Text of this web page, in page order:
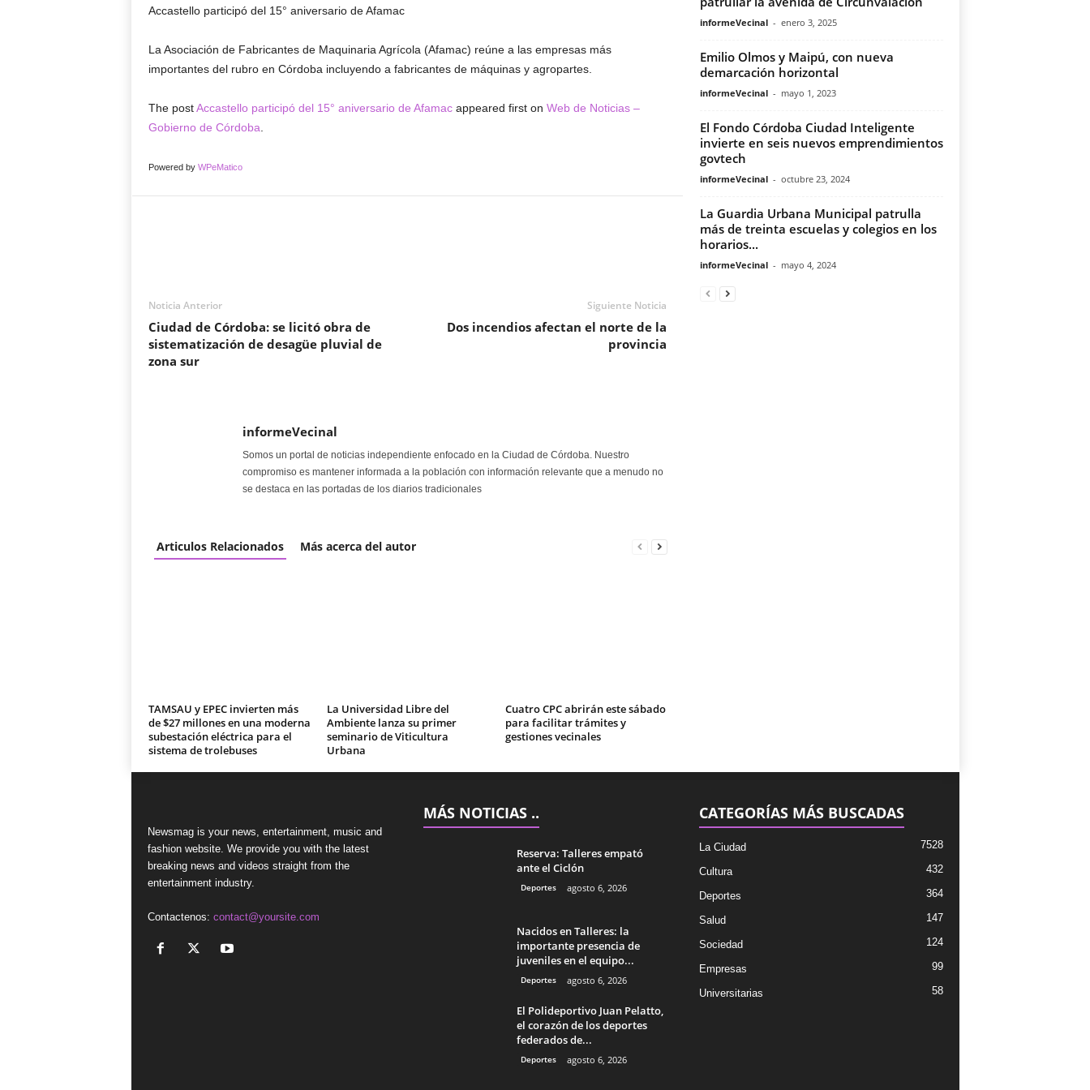
Accastello participó del 15° aniversario de Afamac
La Asociación de Fabricantes de Maquinaria Agrícola (Afamac) reúne a las empresas más
importantes del rubro en Córdoba incluyendo a fabricantes de máquinas y agropartes.
The postAccastello participó del 15° aniversario de Afamacappeared first on Web de Noticias –
Gobierno de Córdoba
Powered by WPeMatico
Noticia Anterior
Ciudad de Córdoba: se licitó obra de
sistematización de desagüe pluvial de
zona sur
Siguiente Noticia
Dos incendios afectan el norte de la
provincia
informeVecinal
Somos un portal de noticias independiente enfocado en la Ciudad de Córdoba. Nuestro
compromiso es mantener informada a la población con información relevante que a menudo no
se destaca en las portadas de los diarios tradicionales
Articulos Relacionados Más acerca del autor
TAMSAU y EPEC invierten más
de $27 millones en una moderna
subestación eléctrica para el
sistema de trolebuses
La Universidad Libre del
Ambiente lanza su primer
seminario de Viticultura
Urbana
Cuatro CPC abrirán este sábado
para facilitar trámites y
gestiones vecinales
informeVecinal - enero 3, 2025
Emilio Olmos y Maipú, con nueva
demarcación horizontal
informeVecinal - mayo 1, 2023
El Fondo Córdoba Ciudad Inteligente
invierte en seis nuevos emprendimientos
govtech
informeVecinal - octubre 23, 2024
La Guardia Urbana Municipal patrulla
más de treinta escuelas y colegios en los
horarios...
informeVecinal - mayo 4, 2024
Newsmag is your news, entertainment, music and
fashion website. We provide you with the latest
breaking news and videos straight from the
entertainment industry.
Contactenos: contact@yoursite.com
MÁS NOTICIAS ..
Reserva: Talleres empató
ante el Ciclón
Deportes agosto 6, 2026
Nacidos en Talleres: la
importante presencia de
juveniles en el equipo...
Deportes agosto 6, 2026
El Polideportivo Juan Pelatto,
el corazón de los deportes
federados de...
Deportes agosto 6, 2026
CATEGORÍAS MÁS BUSCADAS
La Ciudad 7528
Cultura 432
Deportes 364
Salud 147
Sociedad 124
Empresas 99
Universitarias 58